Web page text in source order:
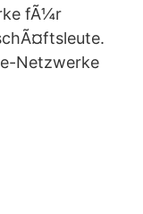
fÃ¼r
Netzwerke